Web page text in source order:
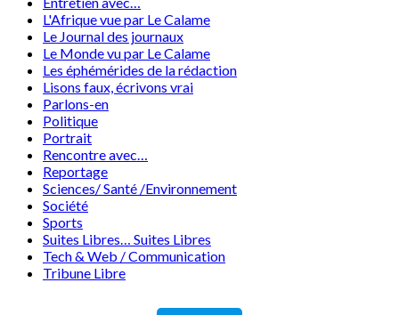
L'Afrique vue par Le Calame
Le Journal des journaux
Le Monde vu par Le Calame
Les éphémérides de la rédaction
Lisons faux, écrivons vrai
Parlons-en
Politique
Portrait
Rencontre avec…
Reportage
Sciences/ Santé /Environnement
Société
Sports
Suites Libres… Suites Libres
Tech & Web / Communication
Tribune Libre